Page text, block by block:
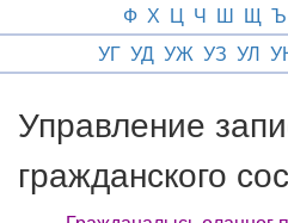
Ф Х Ц Ч Ш Щ Ъ
УГ УД УЖ УЗ УЛ
Управление
гражданского